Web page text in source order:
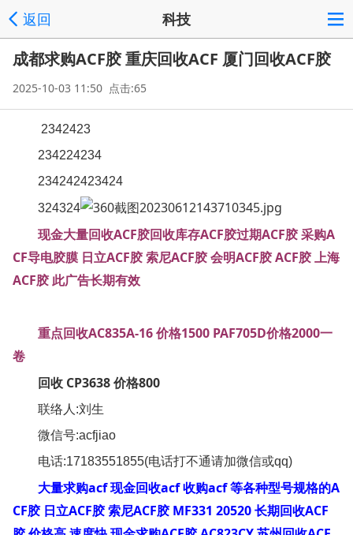
返回 科技
成都求购ACF胶 重庆回收ACF 厦门回收ACF胶
2025-10-03 11:50 点击:65
2342423
234224234
234242423424
324324
现金大量回收ACF胶回收库存ACF胶过期ACF胶 采购A
CF导电胶膜 日立ACF胶 索尼ACF胶 会明ACF胶 ACF胶 上海
ACF胶 此广告长期有效
重点回收AC835A-16 价格1500 PAF705D价格2000一
卷
回收 CP3638 价格800
联络人:刘生
微信号:acfjiao
电话:17183551855(电话打不通请加微信或qq)
大量求购acf 现金回收acf 收购acf 等各种型号规格的A
CF胶 日立ACF胶 索尼ACF胶 MF331 20520 长期回收ACF